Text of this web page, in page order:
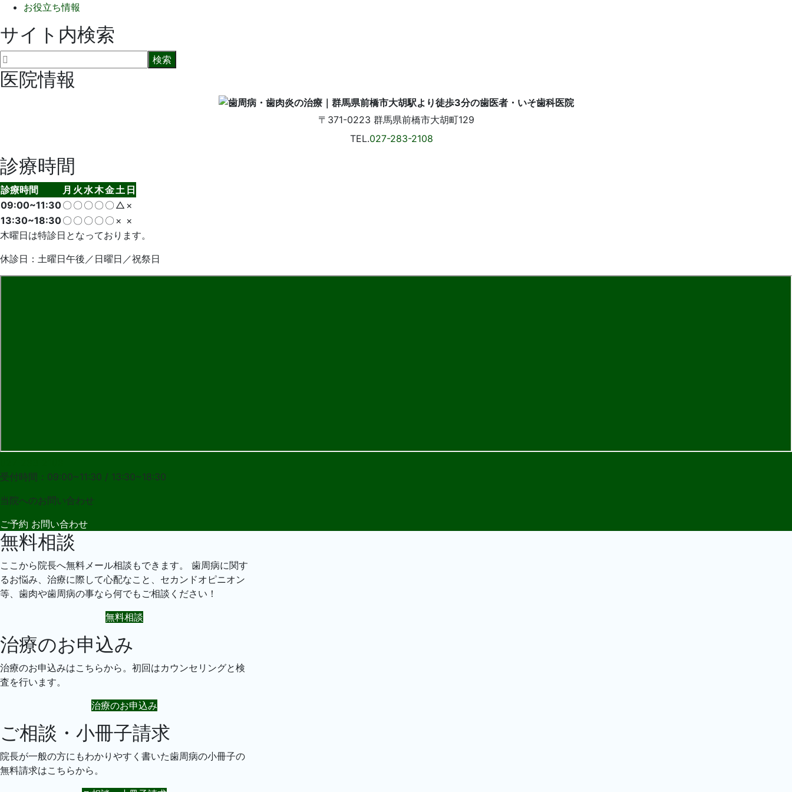
お役立ち情報
サイト内検索
医院情報
〒371-0223 群馬県前橋市大胡町129
TEL.027-283-2108
診療時間
診療時間 月 火 水木金土 日
09:00~11:30〇 〇 〇 〇 〇 △ ×
13:30~18:30〇 〇 〇 〇 〇 × ×
木曜日は特診日となっております。
休診日：土曜日午後／日曜日／祝祭日
受付時間：09:00~11:30 / 13:30~18:30
当院へのお問い合わせ
ご予約 お問い合わせ
無料相談
ここから院長へ無料メール相談もできます。 歯周病に関す
るお悩み、治療に際して心配なこと、セカンドオピニオン
等、歯肉や歯周病の事なら何でもご相談ください！
無料相談
治療のお申込み
治療のお申込みはこちらから。初回はカウンセリングと検
査を行います。
治療のお申込み
ご相談・小冊子請求
院長が一般の方にもわかりやすく書いた歯周病の小冊子の
無料請求はこちらから。